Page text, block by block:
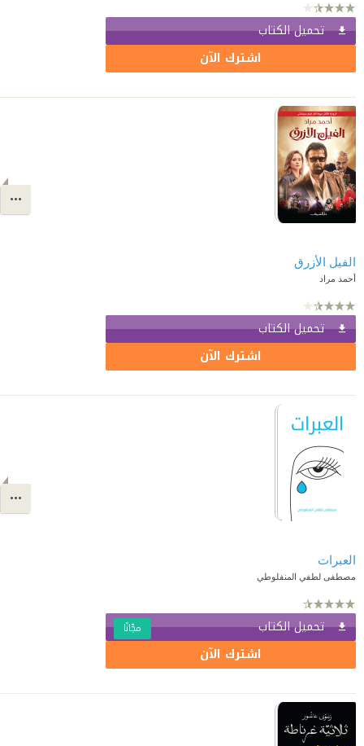
تحميل الكتاب
اشترك الآن
الفيل الأزرق
أحمد مراد
تحميل الكتاب
اشترك الآن
العبرات
مصطفى لطفي المنفلوطي
تحميل الكتاب مجّانًا
اشترك الآن